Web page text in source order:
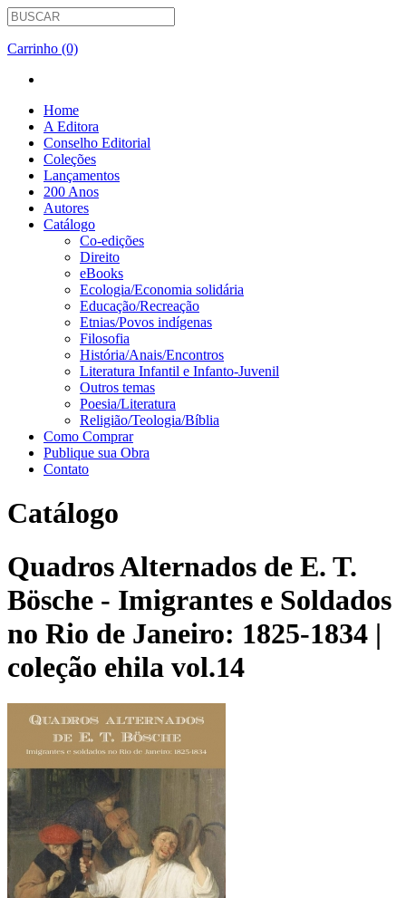
Carrinho (0)
Home
A Editora
Conselho Editorial
Coleções
Lançamentos
200 Anos
Autores
Catálogo
Co-edições
Direito
eBooks
Ecologia/Economia solidária
Educação/Recreação
Etnias/Povos indígenas
Filosofia
História/Anais/Encontros
Literatura Infantil e Infanto-Juvenil
Outros temas
Poesia/Literatura
Religião/Teologia/Bíblia
Como Comprar
Publique sua Obra
Contato
Catálogo
Quadros Alternados de E. T.
Bösche - Imigrantes e Soldados
no Rio de Janeiro: 1825-1834 |
coleção ehila vol.14